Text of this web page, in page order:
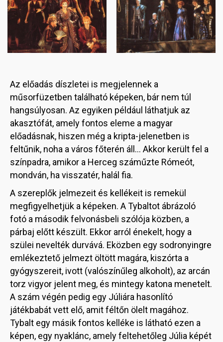
Az előadás díszletei is megjelennek a
műsorfüzetben található képeken, bár nem túl
hangsúlyosan. Az egyiken például láthatjuk az
akasztófát, amely fontos eleme a magyar
előadásnak, hiszen még a kripta-jelenetben is
feltűnik, noha a város főterén áll… Akkor került fel a
színpadra, amikor a Herceg száműzte Rómeót,
mondván, ha visszatér, halál fia.
A szereplők jelmezeit és kellékeit is remekül
megfigyelhetjük a képeken. A Tybaltot ábrázoló
fotó a második felvonásbeli szólója közben, a
párbaj előtt készült. Ekkor arról énekelt, hogy a
szülei nevelték durvává. Eközben egy sodronyingre
emlékeztető jelmezt öltött magára, kiszórta a
gyógyszereit, ivott (valószínűleg alkoholt), az arcán
torz vigyor jelent meg, és mintegy katona menetelt.
A szám végén pedig egy Júliára hasonlító
játékbabát vett elő, amit féltőn ölelt magához.
Tybalt egy másik fontos kelléke is látható ezen a
képen, egy nyaklánc, amely feltehetőleg Júlia képét